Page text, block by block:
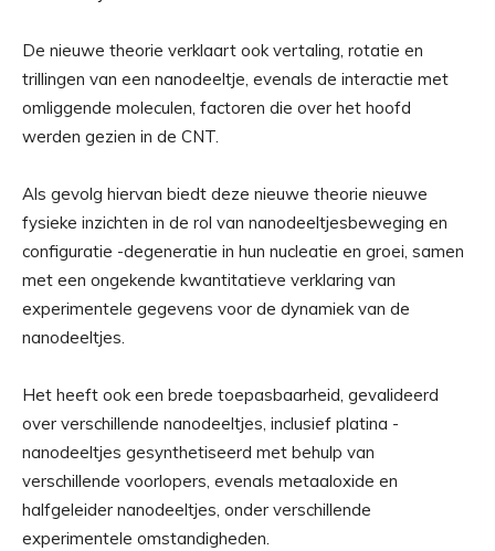
De nieuwe theorie verklaart ook vertaling, rotatie en
trillingen van een nanodeeltje, evenals de interactie met
omliggende moleculen, factoren die over het hoofd
werden gezien in de CNT.
Als gevolg hiervan biedt deze nieuwe theorie nieuwe
fysieke inzichten in de rol van nanodeeltjesbeweging en
configuratie -degeneratie in hun nucleatie en groei, samen
met een ongekende kwantitatieve verklaring van
experimentele gegevens voor de dynamiek van de
nanodeeltjes.
Het heeft ook een brede toepasbaarheid, gevalideerd
over verschillende nanodeeltjes, inclusief platina -
nanodeeltjes gesynthetiseerd met behulp van
verschillende voorlopers, evenals metaaloxide en
halfgeleider nanodeeltjes, onder verschillende
experimentele omstandigheden.